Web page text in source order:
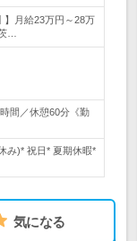
】月給23万円～28万
…
間／休憩60分《勤
み)* 祝日* 夏期休暇*
気になる